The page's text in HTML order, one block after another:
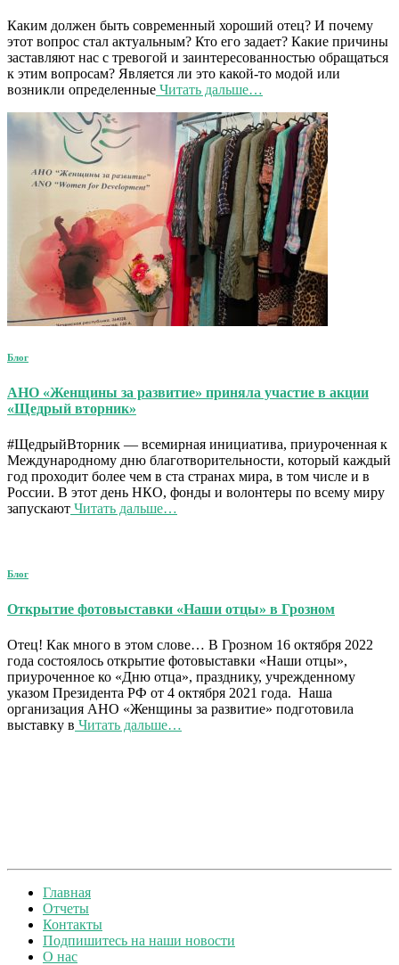
Каким должен быть современный хороший отец? И почему
этот вопрос стал актуальным? Кто его задает? Какие причины
заставляют нас с тревогой и заинтересованностью обращаться
к этим вопросам? Является ли это какой-то модой или
возникли определенные Читать дальше…
Блог
АНО «Женщины за развитие» приняла участие в акции
«Щедрый вторник»
#ЩедрыйВторник — всемирная инициатива, приуроченная к
Международному дню благотворительности, который каждый
год проходит более чем в ста странах мира, в том числе и в
России. В этот день НКО, фонды и волонтеры по всему миру
запускают Читать дальше…
Блог
Открытие фотовыставки «Наши отцы» в Грозном
Отец! Как много в этом слове… В Грозном 16 октября 2022
года состоялось открытие фотовыставки «Наши отцы»,
приуроченное ко «Дню отца», празднику, учрежденному
указом Президента РФ от 4 октября 2021 года. Наша
организация АНО «Женщины за развитие» подготовила
выставку в Читать дальше…
Главная
Отчеты
Контакты
Подпишитесь на наши новости
О нас